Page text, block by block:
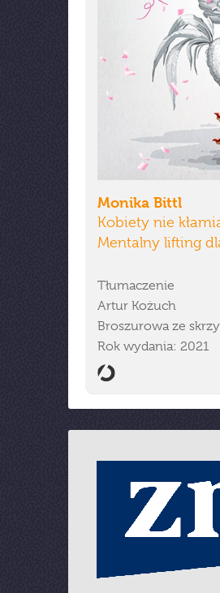
Monika Bittl
Kobiety nie
Mentalny lifting
Tłumaczenie
Artur Kożuch
Broszurowa ze
Rok wydania: 2021